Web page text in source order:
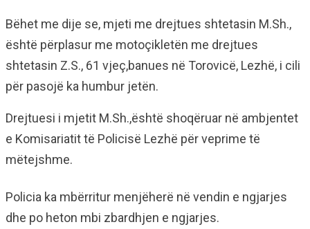
Bëhet me dije se, mjeti me drejtues shtetasin M.Sh.,
është përplasur me motoçikletën me drejtues
shtetasin Z.S., 61 vjeç,banues në Torovicë, Lezhë, i cili
për pasojë ka humbur jetën.
Drejtuesi i mjetit M.Sh.,është shoqëruar në ambjentet
e Komisariatit të Policisë Lezhë për veprime të
mëtejshme.
Policia ka mbërritur menjëherë në vendin e ngjarjes
dhe po heton mbi zbardhjen e ngjarjes.